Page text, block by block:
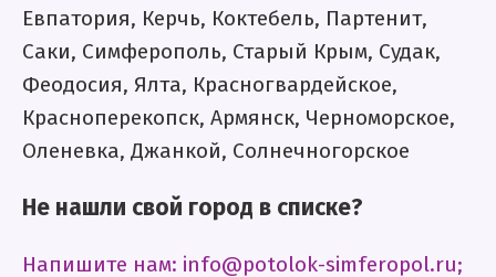
Евпатория, Керчь, Коктебель, Партенит,
Саки, Симферополь, Старый Крым, Судак,
Феодосия, Ялта, Красногвардейское,
Красноперекопск, Армянск, Черноморское,
Оленевка, Джанкой, Солнечногорское
Не нашли свой город в списке?
Напишите нам: info@potolok-simferopol.ru;